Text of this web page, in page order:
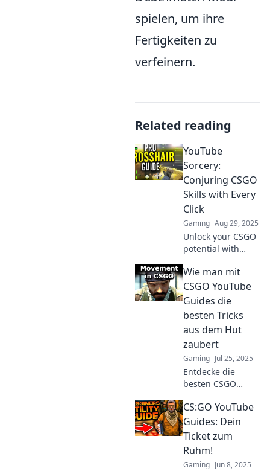
spielen, um ihre
Fertigkeiten zu
verfeinern.
Related reading
YouTube
Sorcery:
Conjuring CSGO
Skills with Every
Click
Gaming Aug 29, 2025
Unlock your CSGO
potential with
Discover game-
changing tips and
tricks to elevate
your skills with
every click!
Wie man mit
CSGO YouTube
Guides die
besten Tricks
aus dem Hut
zaubert
Gaming Jul 25, 2025
Entdecke die
besten CSGO
effektiven YouTube
Guides! Werde
zum Pro und
beeindrucke deine
Freunde!
CS:GO YouTube
Guides: Dein
Ticket zum
Ruhm!
Gaming Jun 8, 2025